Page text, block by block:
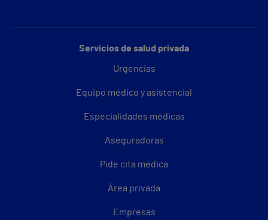
Servicios de salud privada
Urgencias
Equipo médico y asistencial
Especialidades médicas
Aseguradoras
Pide cita médica
Área privada
Empresas